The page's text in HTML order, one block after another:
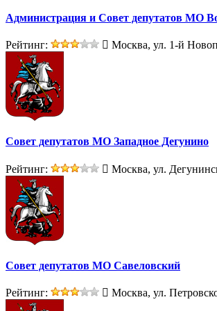
Администрация и Совет депутатов МО
Рейтинг: Москва, ул. 1-й
Совет депутатов МО Западное Дегунино
Рейтинг: Москва, ул.
Совет депутатов МО Савеловский
Рейтинг: Москва, ул.